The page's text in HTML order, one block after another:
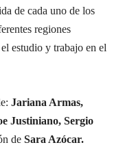
de cada uno de los
regiones
estudio y trabajo en el
Jariana Armas,
Justiniano, Sergio
de Sara Azócar.